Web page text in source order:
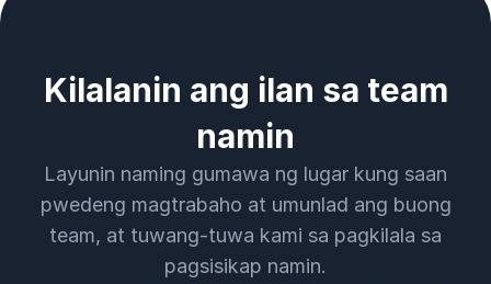
Kilalanin ang ilan sa team
namin
Layunin naming gumawa ng lugar kung saan
pwedeng magtrabaho at umunlad ang buong
team, at tuwang-tuwa kami sa pagkilala sa
pagsisikap namin.